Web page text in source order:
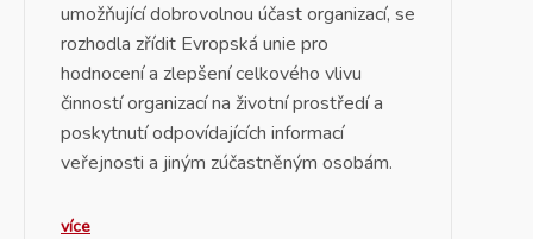
umožňující dobrovolnou účast organizací, se
rozhodla zřídit Evropská unie pro
hodnocení a zlepšení celkového vlivu
činností organizací na životní prostředí a
poskytnutí odpovídajících informací
veřejnosti a jiným zúčastněným osobám.
více